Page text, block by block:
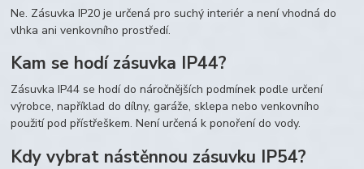
Ne. Zásuvka IP20 je určená pro suchý interiér a není vhodná do
vlhka ani venkovního prostředí.
Kam se hodí zásuvka IP44?
Zásuvka IP44 se hodí do náročnějších podmínek podle určení
výrobce, například do dílny, garáže, sklepa nebo venkovního
použití pod přístřeškem. Není určená k ponoření do vody.
Kdy vybrat nástěnnou zásuvku IP54?